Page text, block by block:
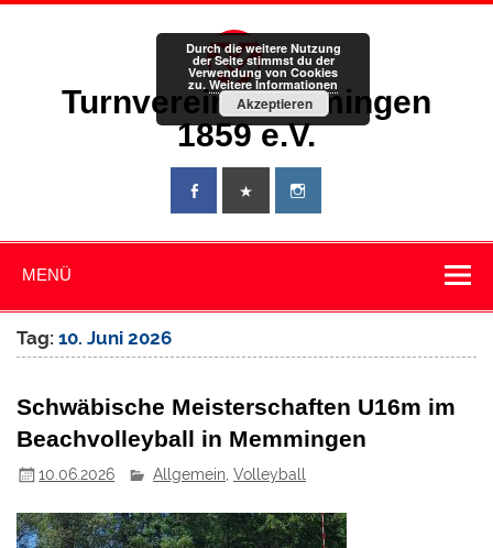
Zum
Turnverein Memmingen
1859 e.V.
MENÜ
Tag:10. Juni 2026
Schwäbische Meisterschaften U16m im
Beachvolleyball in Memmingen
10.06.2026 Allgemein ,Volleyball
Durch die weitere Nutzung
der Seite stimmst du der
Verwendung von Cookies
zu. Weitere Informationen
Akzeptieren